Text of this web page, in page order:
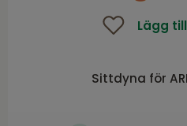
Lägg
Sittdyna för